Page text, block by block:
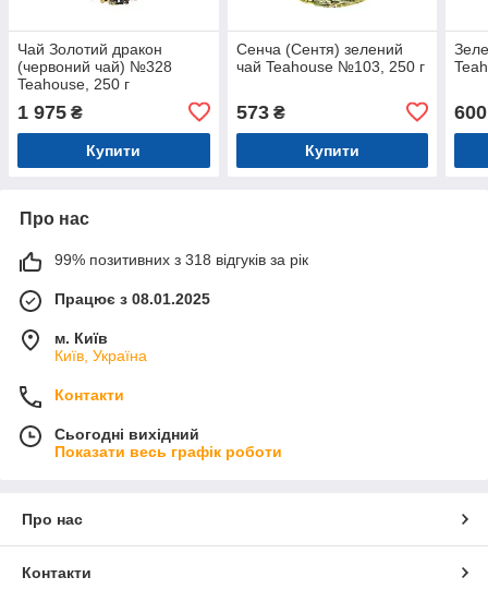
Чай Золотий дракон
(червоний чай) №328
Teahouse, 250 г
1 975 ₴
Купити
Сенча (Сентя) зелений
чай Teahouse №103, 250 г
573₴
Купити
600
Про нас
99% позитивних з 318 відгуків за рік
Працює з 08.01.2025
м. Київ
Київ, Україна
Контакти
Сьогодні вихідний
Показати весь графік роботи
Про нас
Контакти